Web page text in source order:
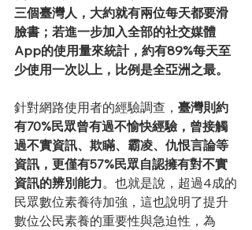
三個臺灣人，大約就有兩位每天都要滑
臉書；若進一步加入全部的社交媒體
App的使用量來統計，約有89%每天至
少使用一次以上，比例是全亞洲之最。
針對網路使用者的經驗調查， 臺灣則約
有70%民眾曾有過不愉快經驗，曾接觸
過不實資訊、欺瞞、霸凌、仇恨言論等
資訊，更僅有57%民眾自認擁有對不實
資訊的辨別能力。也就是說，超過4成的
民眾數位素養待加強，這也說明了提升
數位公民素養的重要性與急迫性，為